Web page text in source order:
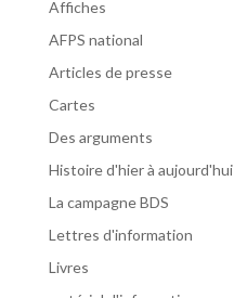
Affiches
AFPS national
Articles de presse
Cartes
Des arguments
Histoire d'hier à aujourd'hui
La campagne BDS
Lettres d'information
Livres